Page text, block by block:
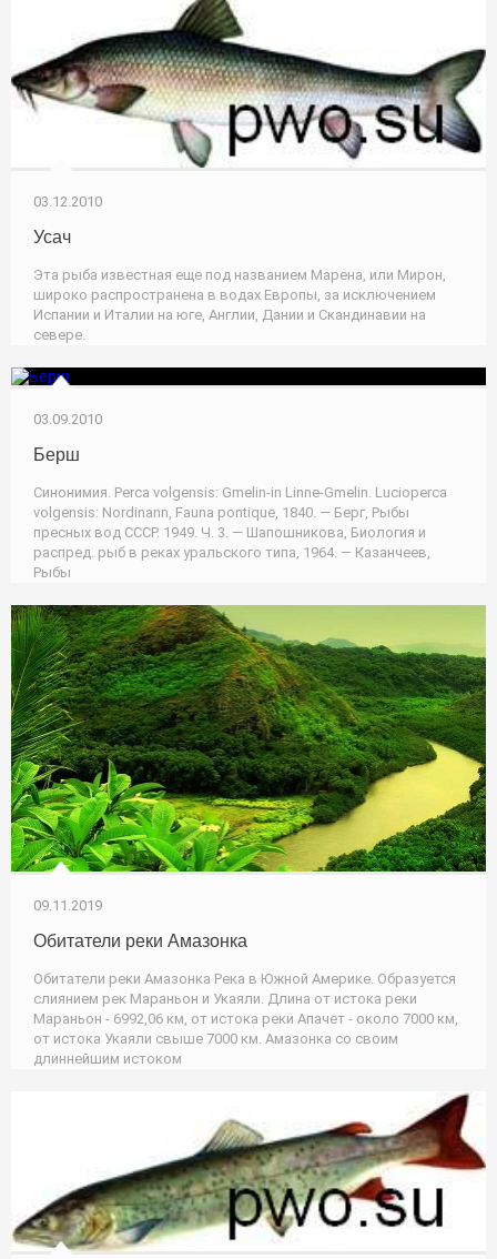
03.12.2010
Усач
Эта рыба известная еще под названием Марена, или Мирон,
широко распространена в водах Европы, за исключением
Испании и Италии на юге, Англии, Дании и Скандинавии на
севере.
03.09.2010
Берш
Синонимия. Perca volgensis: Gmelin-in Linne-Gmelin. Lucioperca
volgensis: Nordinann, Fauna pontique, 1840. — Берг, Рыбы
пресных вод СССР. 1949. Ч. 3. — Шапошникова, Биология и
распред. рыб в реках уральского типа, 1964. — Казанчеев,
Рыбы
09.11.2019
Обитатели реки Амазонка
Обитатели реки Амазонка Река в Южной Америке. Образуется
слиянием рек Мараньон и Укаяли. Длина от истока реки
Мараньон - 6992,06 км, от истока реки Апачет - около 7000 км,
от истока Укаяли свыше 7000 км. Амазонка со своим
длиннейшим истоком